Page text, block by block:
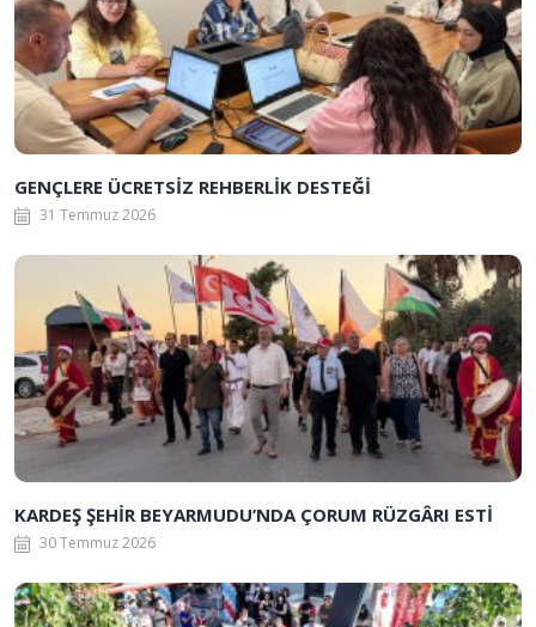
GENÇLERE ÜCRETSİZ REHBERLİK DESTEĞİ
31 Temmuz 2026
KARDEŞ ŞEHİR BEYARMUDU’NDA ÇORUM RÜZGÂRI ESTİ
30 Temmuz 2026